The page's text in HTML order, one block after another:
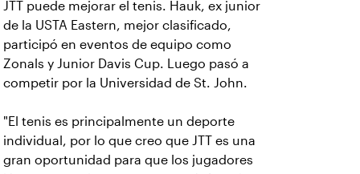
JTT puede mejorar el tenis. Hauk, ex junior
de la USTA Eastern, mejor clasificado,
participó en eventos de equipo como
Zonals y Junior Davis Cup. Luego pasó a
competir por la Universidad de St. John.
"El tenis es principalmente un deporte
individual, por lo que creo que JTT es una
gran oportunidad para que los jugadores